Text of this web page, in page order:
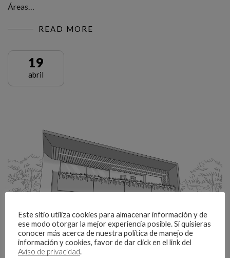
Áreas…
READ MORE
19
abril
Este sitio utiliza cookies para almacenar información y de
ese modo otorgar la mejor experiencia posible. Si quisieras
conocer más acerca de nuestra política de manejo de
información y cookies, favor de dar click en el link del
Aviso de privacidad.